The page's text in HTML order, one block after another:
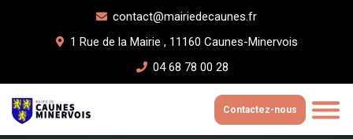
contact@mairiedecaunes.fr
1 Rue de la Mairie , 11160 Caunes-Minervois
04 68 78 00 28
Contactez-nous